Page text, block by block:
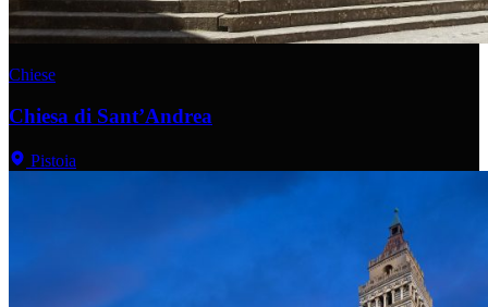
Chiese
Chiesa di Sant’Andrea
Pistoia